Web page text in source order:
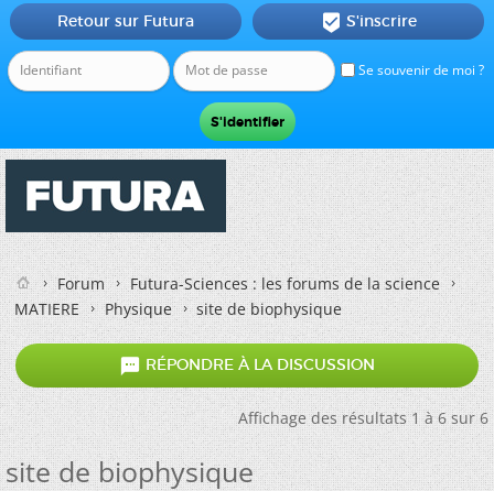
Se souvenir de moi ?
Retour sur Futura  S'inscrire
Forum
Futura-Sciences : les forums de la science
MATIERE
Physique site de biophysique
 RÉPONDRE À LA DISCUSSION
Affichage des résultats 1 à 6 sur 6
site de biophysique